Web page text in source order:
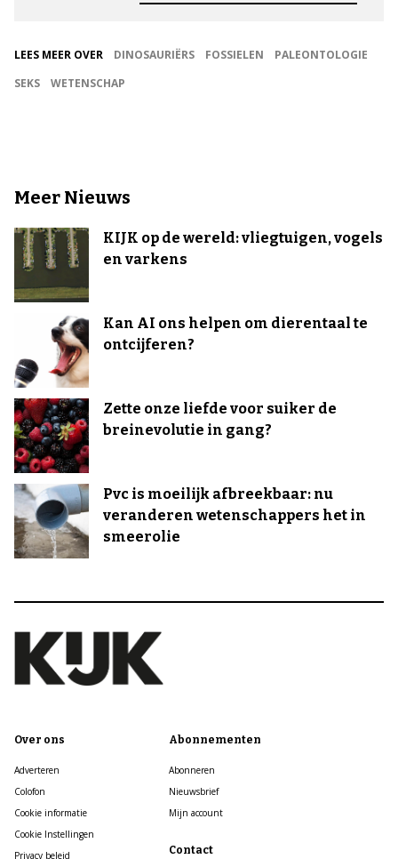
LEES MEER OVER DINOSAURIËRS FOSSIELEN
PALEONTOLOGIE
SEKS
WETENSCHAP
Meer Nieuws
KIJK op de wereld: vliegtuigen, vogels
en varkens
Kan AI ons helpen om dierentaal te
ontcijferen?
Zette onze liefde voor suiker de
breinevolutie in gang?
Pvc is moeilijk afbreekbaar: nu
veranderen wetenschappers het in
smeerolie
Over ons
Adverteren
Colofon
Cookie informatie
Cookie Instellingen
Privacy beleid
Abonnementen
Abonneren
Nieuwsbrief
Mijn account
Contact